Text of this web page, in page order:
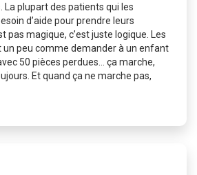
La plupart des patients qui les
d’aide pour prendre leurs
pas magique, c’est juste logique. Les
un peu comme demander à un enfant
50 pièces perdues… ça marche,
Et quand ça ne marche pas,